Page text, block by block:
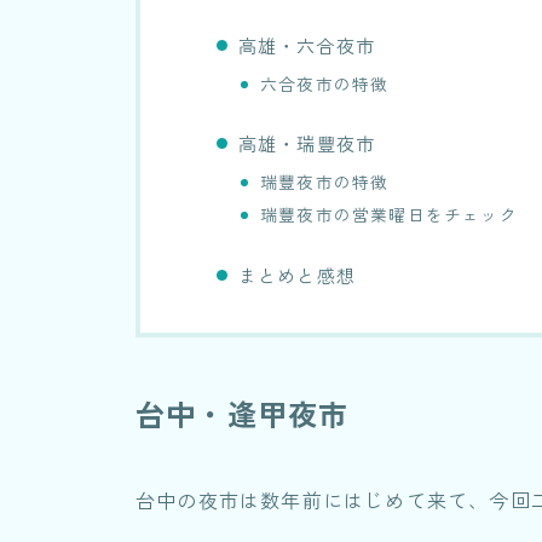
高雄・六合夜市
六合夜市の特徴
高雄・瑞豐夜市
瑞豐夜市の特徴
瑞豐夜市の営業曜日をチェック
まとめと感想
台中・逢甲夜市
台中の夜市は数年前にはじめて来て、今回